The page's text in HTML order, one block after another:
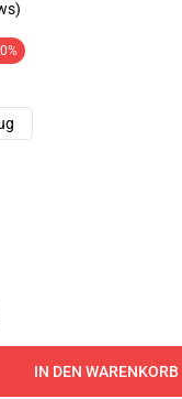
IN DEN WARENKORB